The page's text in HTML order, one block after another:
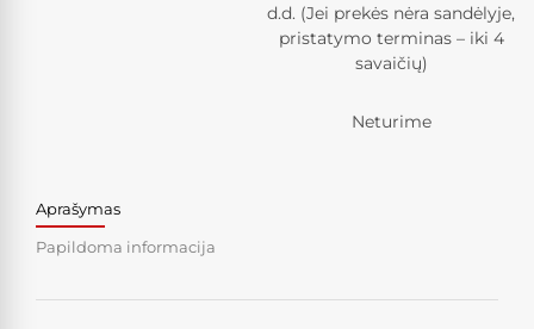
d.d. (Jei prekės nėra sandėlyje,
pristatymo terminas – iki 4
savaičių)
Neturime
Aprašymas
Papildoma informacija